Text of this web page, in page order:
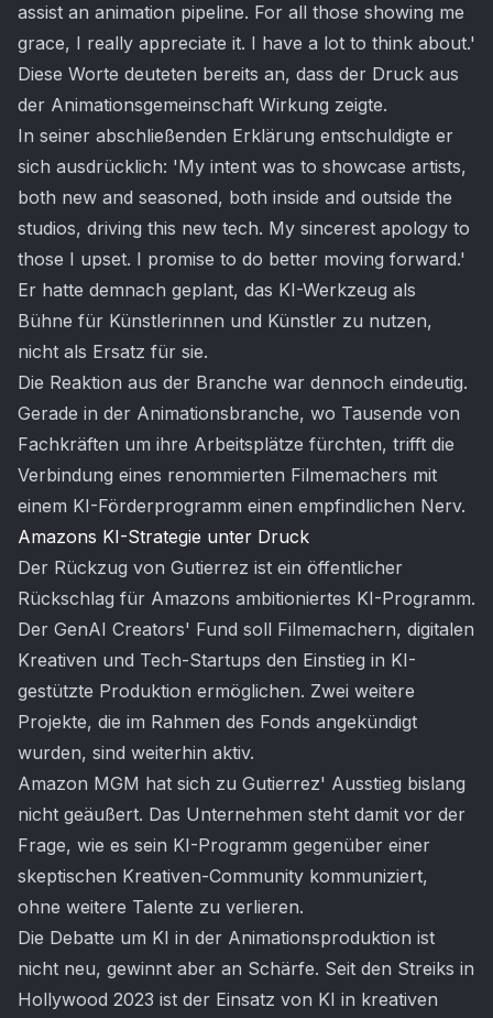
assist an animation pipeline. For all those showing me
grace, I really appreciate it. I have a lot to think about.'
Diese Worte deuteten bereits an, dass der Druck aus
der Animationsgemeinschaft Wirkung zeigte.
In seiner abschließenden Erklärung entschuldigte er
sich ausdrücklich: 'My intent was to showcase artists,
both new and seasoned, both inside and outside the
studios, driving this new tech. My sincerest apology to
those I upset. I promise to do better moving forward.'
Er hatte demnach geplant, das KI-Werkzeug als
Bühne für Künstlerinnen und Künstler zu nutzen,
nicht als Ersatz für sie.
Die Reaktion aus der Branche war dennoch eindeutig.
Gerade in der Animationsbranche, wo Tausende von
Fachkräften um ihre Arbeitsplätze fürchten, trifft die
Verbindung eines renommierten Filmemachers mit
einem KI-Förderprogramm einen empfindlichen Nerv.
Amazons KI-Strategie unter Druck
Der Rückzug von Gutierrez ist ein öffentlicher
Rückschlag für Amazons ambitioniertes KI-Programm.
Der GenAI Creators' Fund soll Filmemachern, digitalen
Kreativen und Tech-Startups den Einstieg in KI-
gestützte Produktion ermöglichen. Zwei weitere
Projekte, die im Rahmen des Fonds angekündigt
wurden, sind weiterhin aktiv.
Amazon MGM hat sich zu Gutierrez' Ausstieg bislang
nicht geäußert. Das Unternehmen steht damit vor der
Frage, wie es sein KI-Programm gegenüber einer
skeptischen Kreativen-Community kommuniziert,
ohne weitere Talente zu verlieren.
Die Debatte um KI in der Animationsproduktion ist
nicht neu, gewinnt aber an Schärfe. Seit den Streiks in
Hollywood 2023 ist der Einsatz von KI in kreativen